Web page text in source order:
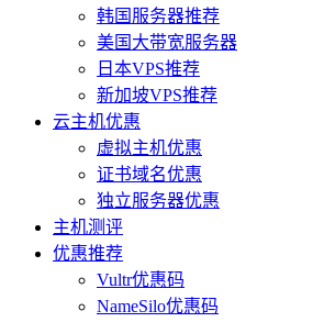
韩国服务器推荐
美国大带宽服务器
日本VPS推荐
新加坡VPS推荐
云主机优惠
虚拟主机优惠
证书域名优惠
独立服务器优惠
主机测评
优惠推荐
Vultr优惠码
NameSilo优惠码